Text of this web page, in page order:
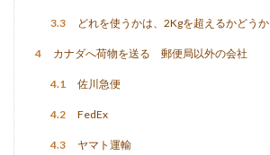
3.3 どれを使うかは、2Kgを超えるかどうか
4 カナダへ荷物を送る 郵便局以外の会社
4.1 佐川急便
4.2 FedEx
4.3 ヤマト運輸